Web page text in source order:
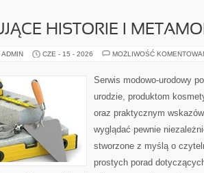
HISTORIE I
CZE - 15 - 2026 MOŻLIWOŚĆ
Serwis modowo-urodowy
urodzie, produktom
oraz praktycznym
wyglądać pewnie
stworzone z myślą o
prostych porad